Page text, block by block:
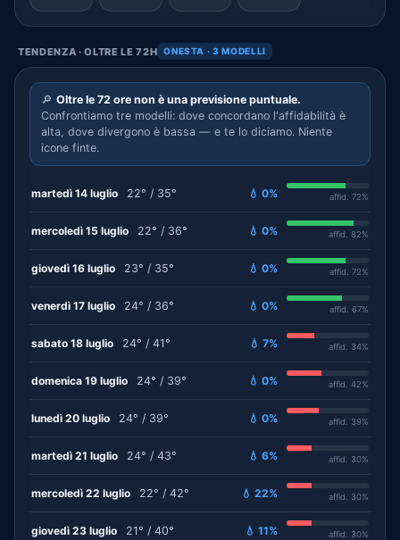
TENDENZA · OLTRE LE 72H ONESTA · 3 MODELLI
🔎 Oltre le 72 ore non è una previsione puntuale.
Confrontiamo tre modelli: dove concordano l'affidabilità è
alta, dove divergono è bassa — e te lo diciamo. Niente
icone finte.
martedì 14 luglio 22° / 35° 💧 0% affid. 72%
mercoledì 15 luglio 22° / 36° 💧 0% affid. 82%
giovedì 16 luglio 23° / 35° 💧 0% affid. 72%
venerdì 17 luglio 24° / 36° 💧 0% affid. 67%
sabato 18 luglio 24° / 41° 💧 7% affid. 34%
domenica 19 luglio 24° / 39° 💧 0% affid. 42%
lunedì 20 luglio 24° / 39° 💧 0% affid. 39%
martedì 21 luglio 24° / 43° 💧 6% affid. 30%
mercoledì 22 luglio 22° / 42° 💧 22% affid. 30%
giovedì 23 luglio 21° / 40° 💧 11% affid. 30%